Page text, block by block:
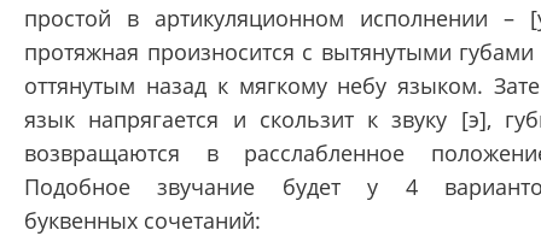
простой в артикуляционном исполнении –
протяжная произносится с вытянутыми
оттянутым назад к мягкому небу языком.
язык напрягается и скользит к звуку [э],
возвращаются в расслабленное
Подобное звучание будет у 4
буквенных сочетаний: